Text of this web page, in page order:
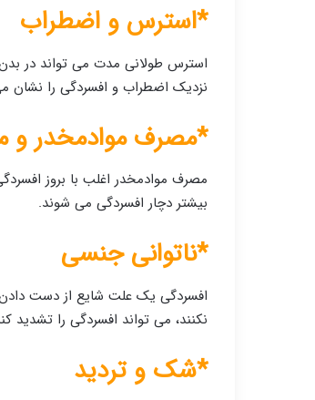
*استرس و اضطراب
استرس طولانی مدت می تواند در بدن
نزدیک اضطراب و افسردگی را نشان
*مصرف موادمخدر و
بیشتر دچار افسردگی می شوند.
*ناتوانی جنسی
افسردگی یک علت شایع از دست دادن
نکنند، می تواند افسردگی را تشدید
*شک و تردید